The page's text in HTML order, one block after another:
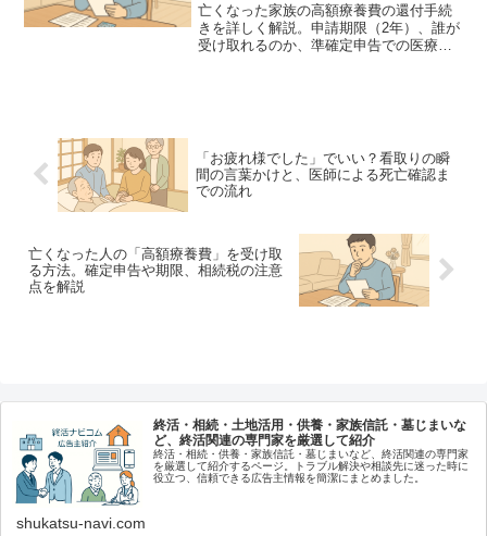
亡くなった家族の高額療養費の還付手続
きを詳しく解説。申請期限（2年）、誰が
受け取れるのか、準確定申告での医療費
「お疲れ様でした」でいい？看取りの瞬
間の言葉かけと、医師による死亡確認ま
での流れ
亡くなった人の「高額療養費」を受け取
る方法。確定申告や期限、相続税の注意
点を解説
終活・相続・土地活用・供養・家族信託・墓じまいな
ど、終活関連の専門家を厳選して紹介
終活・相続・供養・家族信託・墓じまいなど、終活関連の専門家
を厳選して紹介するページ。トラブル解決や相談先に迷った時に
役立つ、信頼できる広告主情報を簡潔にまとめました。
shukatsu-navi.com